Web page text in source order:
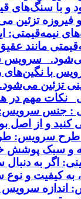
با سنگ‌های
و فیروزه
نیمه‌قیمتی:
مانند
می‌شود. سرویس
با نگین‌های
تزئین
نکات مهم
: جنس
کنید و از اصل
سرویس:
و سبک پوشش
اگر به
به کیفیت و
اندازه سرویس